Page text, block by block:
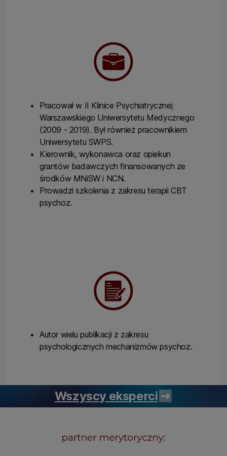
Pracował w II Klinice Psychiatrycznej
Warszawskiego Uniwersytetu Medycznego
(2009 - 2019). Był również pracownikiem
Uniwersytetu SWPS.
Kierownik, wykonawca oraz opiekun
grantów badawczych finansowanych ze
środków MNiSW i NCN.
Prowadzi szkolenia z zakresu terapii CBT
psychoz.
Autor wielu publikacji z zakresu
psychologicznych mechanizmów psychoz.
Wszyscy eksperci ➡️